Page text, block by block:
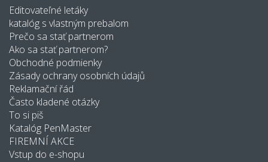
Editovateľné letáky
katalóg s vlastným prebalom
Prečo sa stať partnerom
Ako sa stať partnerom?
Obchodné podmienky
Zásady ochrany osobních údajů
Reklamační řád
Často kladené otázky
To si piš
Katalóg PenMaster
FIREMNÍ AKCE
Vstup do e-shopu